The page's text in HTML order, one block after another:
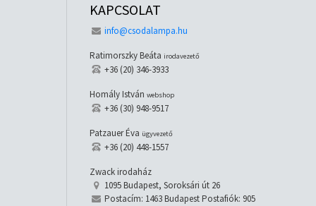
KAPCSOLAT
info@csodalampa.hu
Ratimorszky Beáta irodavezető
+36 (20) 346-3933
Homály István webshop
+36 (30) 948-9517
Patzauer Éva ügyvezető
+36 (20) 448-1557
Zwack irodaház
1095 Budapest, Soroksári út 26
Postacím: 1463 Budapest Postafiók: 905